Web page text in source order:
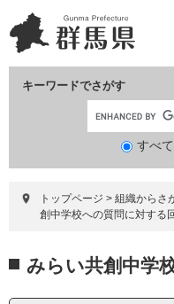
ー
ジ
ニ
ュ
て
キーワードでさがす
すべて
トップページ > 組織からさ
創中学校への質問に対する
文 みらい共創中学